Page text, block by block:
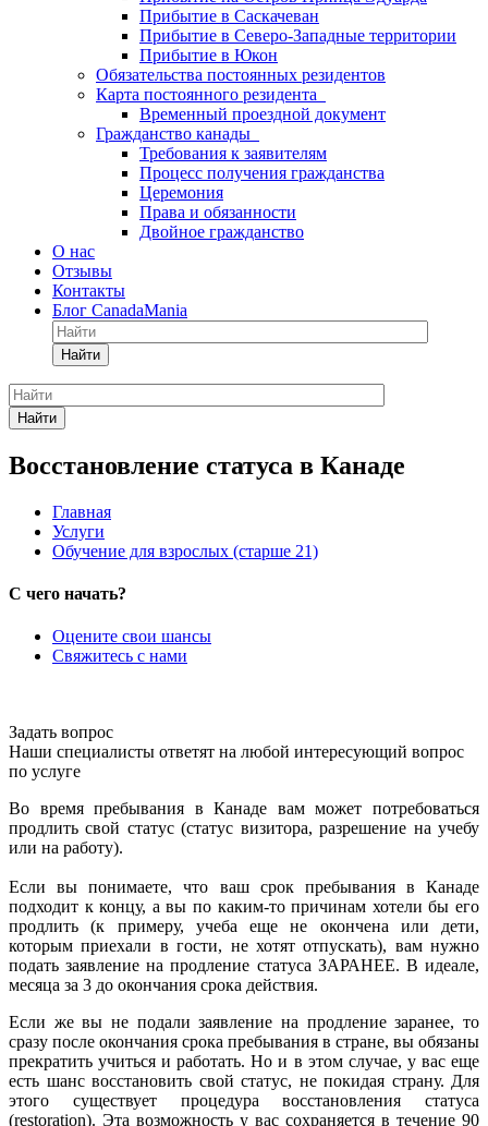
Прибытие в Саскачеван
Прибытие в Северо-Западные территории
Прибытие в Юкон
Обязательства постоянных резидентов
Карта постоянного резидента
Временный проездной документ
Гражданство канады
Требования к заявителям
Процесс получения гражданства
Церемония
Права и обязанности
Двойное гражданство
О нас
Отзывы
Контакты
Блог CanadaMania
Найти
Найти
Восстановление статуса в Канаде
Главная
Услуги
Обучение для взрослых (старше 21)
С чего начать?
Оцените свои шансы
Свяжитесь с нами
Задать вопрос
Наши специалисты ответят на любой интересующий вопрос
по услуге
Во время пребывания в Канаде вам может потребоваться
продлить свой статус (статус визитора, разрешение на учебу
или на работу).
Если вы понимаете, что ваш срок пребывания в Канаде
подходит к концу, а вы по каким-то причинам хотели бы его
продлить (к примеру, учеба еще не окончена или дети,
которым приехали в гости, не хотят отпускать), вам нужно
подать заявление на продление статуса ЗАРАНЕЕ. В идеале,
месяца за 3 до окончания срока действия.
Если же вы не подали заявление на продление заранее, то
сразу после окончания срока пребывания в стране, вы обязаны
прекратить учиться и работать. Но и в этом случае, у вас еще
есть шанс восстановить свой статус, не покидая страну. Для
этого существует процедура восстановления статуса
(restoration). Эта возможность у вас сохраняется в течение 90